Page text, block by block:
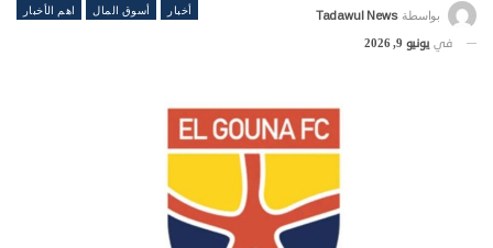
أخبار أسوق المال اهم الأخبار بواسطة Tadawul News
في يونيو 9, 2026